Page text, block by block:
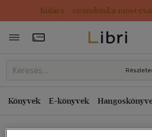
Kulacs / strandtáska most
Törzsvásárlói Kártya adatai
Könyvek E-könyvek
Rendezés
Kiadás éve szerint csökkenő
Ár szerint csökkenő
Eladott darabszám szerint